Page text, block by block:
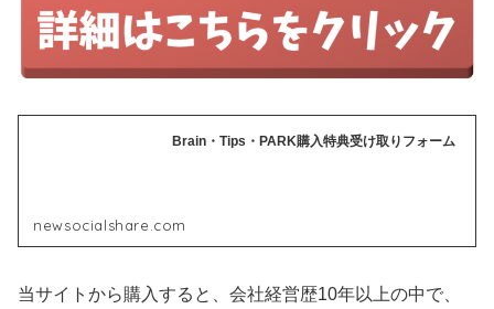
Brain・Tips・PARK購入特典受け取りフォーム
newsocialshare.com
当サイトから購入すると、会社経営歴10年以上の中で、